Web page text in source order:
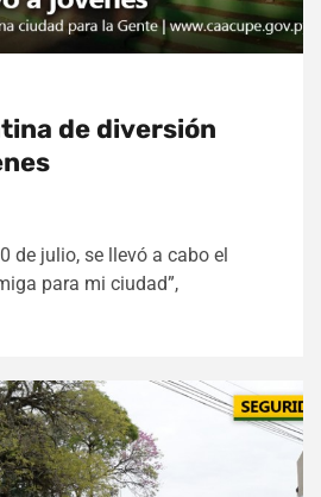
de diversión
de julio, se llevó a cabo el
para mi ciudad”,